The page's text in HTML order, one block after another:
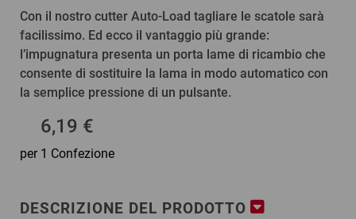
Con il nostro cutter Auto-Load tagliare le scatole sarà
facilissimo. Ed ecco il vantaggio più grande:
l’impugnatura presenta un porta lame di ricambio che
consente di sostituire la lama in modo automatico con
la semplice pressione di un pulsante.
6,19 €
per 1 Confezione
DESCRIZIONE DEL PRODOTTO